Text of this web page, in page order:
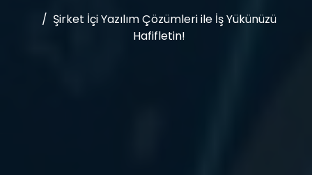
Şirket İçi Yazılım Çözümleri ile İş Yükünüzü
Hafifletin!